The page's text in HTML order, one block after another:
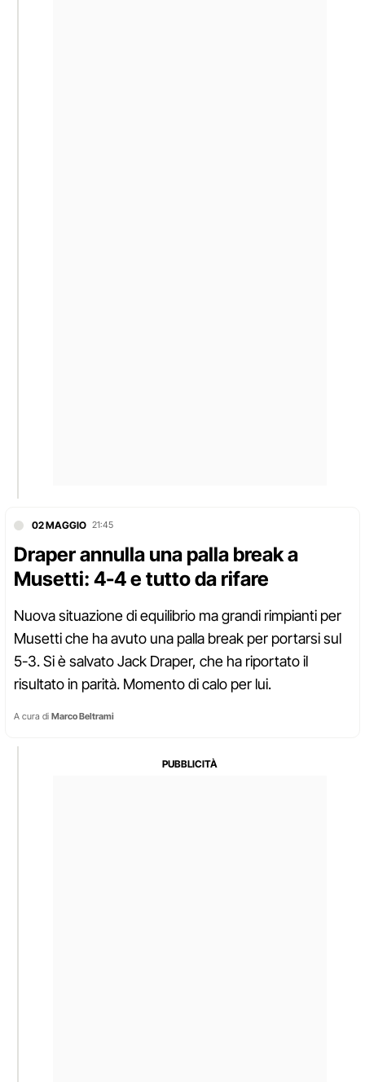
02 MAGGIO 21:45
Draper annulla una palla break a
Musetti: 4-4 e tutto da rifare
Nuova situazione di equilibrio ma grandi rimpianti per
Musetti che ha avuto una palla break per portarsi sul
5-3. Si è salvato Jack Draper, che ha riportato il
risultato in parità. Momento di calo per lui.
A cura di Marco Beltrami